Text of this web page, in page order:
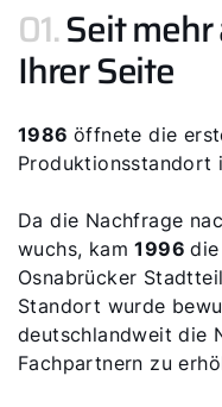
01.Seit mehr
Ihrer Seite
1986 öffnete die
Produktionsstandort
Da die Nachfrage
wuchs, kam1996
Osnabrücker
Standort wurde
deutschlandweit die
Fachpartnern zu
Servus!
Downloads